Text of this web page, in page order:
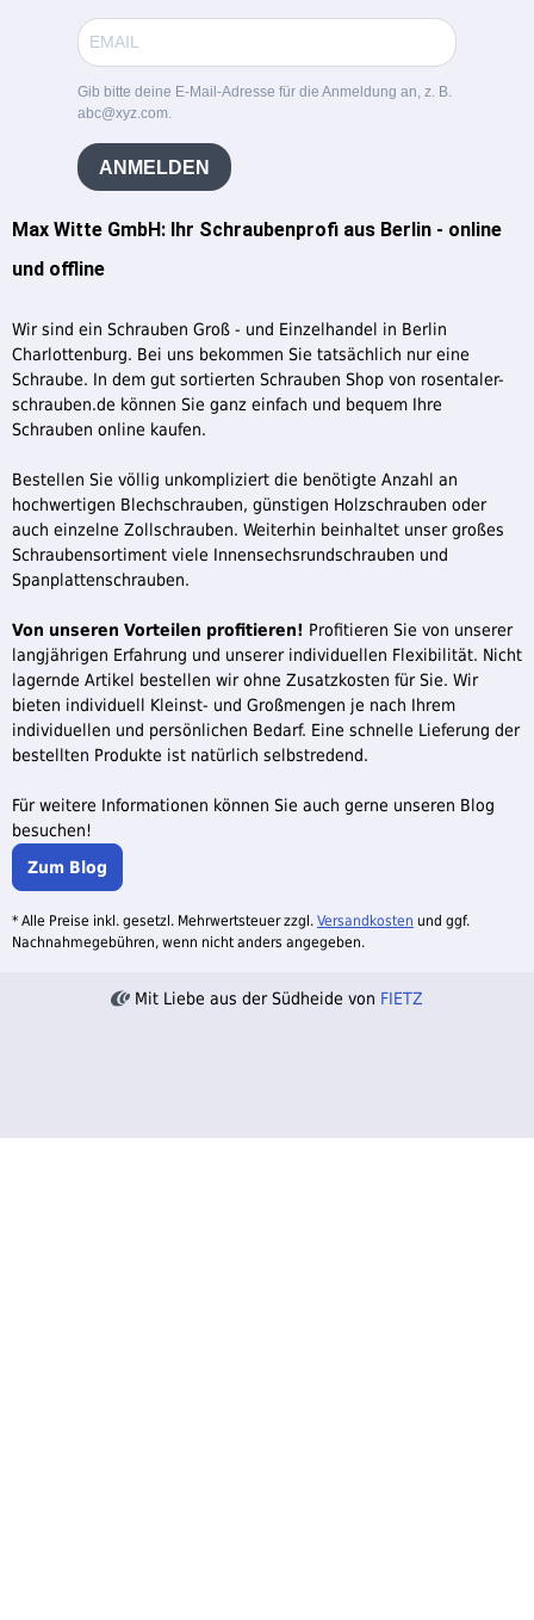
Max Witte GmbH: Ihr Schraubenprofi aus Berlin - online
und offline
Wir sind ein Schrauben Groß - und Einzelhandel in Berlin
Charlottenburg. Bei uns bekommen Sie tatsächlich nur eine
Schraube. In dem gut sortierten Schrauben Shop von rosentaler-
schrauben.de können Sie ganz einfach und bequem Ihre
Schrauben online kaufen.
Bestellen Sie völlig unkompliziert die benötigte Anzahl an
hochwertigen Blechschrauben, günstigen Holzschrauben oder
auch einzelne Zollschrauben. Weiterhin beinhaltet unser großes
Schraubensortiment viele Innensechsrundschrauben und
Spanplattenschrauben.
Von unseren Vorteilen profitieren! Profitieren Sie von unserer
langjährigen Erfahrung und unserer individuellen Flexibilität. Nicht
lagernde Artikel bestellen wir ohne Zusatzkosten für Sie. Wir
bieten individuell Kleinst- und Großmengen je nach Ihrem
individuellen und persönlichen Bedarf. Eine schnelle Lieferung der
bestellten Produkte ist natürlich selbstredend.
Für weitere Informationen können Sie auch gerne unseren Blog
besuchen!
Zum Blog
Gib bitte deine E-Mail-Adresse für die Anmeldung an, z. B.
abc@xyz.com.
ANMELDEN
* Alle Preise inkl. gesetzl. Mehrwertsteuer zzgl. Versandkosten und ggf.
Nachnahmegebühren, wenn nicht anders angegeben.
Mit Liebe aus der Südheide von FIETZ